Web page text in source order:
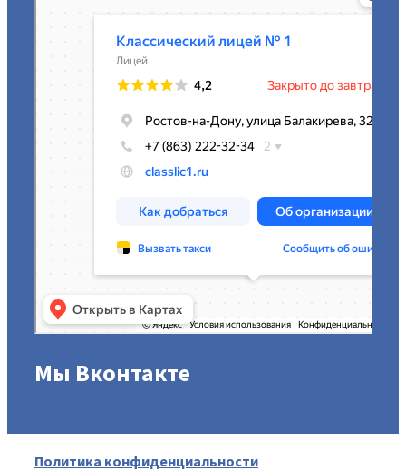
Мы Вконтакте
Политика конфиденциальности